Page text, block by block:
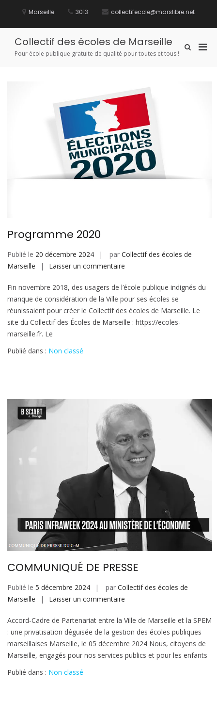
Marseille 3013 collectifecole@marslibre.net
Collectif des écoles de Marseille
Pour école publique gratuite de qualité pour toutes et tous !
Afficher
Programme 2020
Publié le 20 décembre 2024 par Collectif des écoles de
Marseille
Laisser un commentaire
2020
Fin novembre 2018, des usagers de l’école publique indignés du
manque de considération de la Ville pour ses écoles se
réunissaient pour créer le Collectif des écoles de Marseille. Le
site du Collectif des Écoles de Marseille : https://ecoles-
marseille.fr. Le
Publié dans : Non classé
COMMUNIQUÉ DE PRESSE
Publié le 5 décembre 2024 par Collectif des écoles de
Marseille
Laisser un commentaire
DE
PRESSE
Accord-Cadre de Partenariat entre la Ville de Marseille et la SPEM
: une privatisation déguisée de la gestion des écoles publiques
marseillaises Marseille, le 05 décembre 2024 Nous, citoyens de
Marseille, engagés pour nos services publics et pour les enfants
Publié dans : Non classé